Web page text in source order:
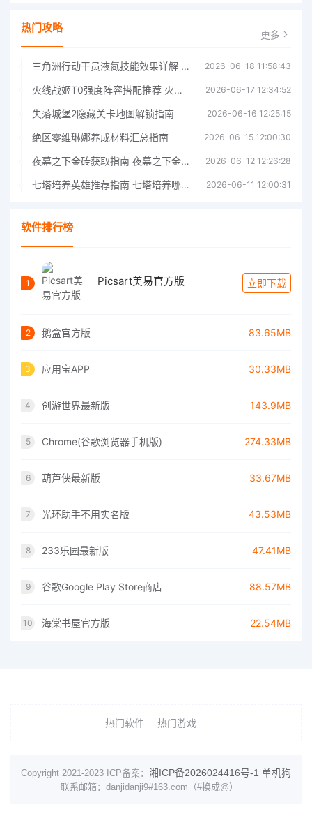
热门攻略 更多
三角洲行动干员液氮技能效果详解 三角洲行动干员液氮技能介绍 2026-06-18 11:58:43
火线战姬T0强度阵容搭配推荐 火线战姬T0强度阵容哪个好 2026-06-17 12:34:52
失落城堡2隐藏关卡地图解锁指南 2026-06-16 12:25:15
绝区零维琳娜养成材料汇总指南 2026-06-15 12:00:30
夜幕之下金砖获取指南 夜幕之下金砖获取方法 2026-06-12 12:26:28
七塔培养英雄推荐指南 七塔培养哪个英雄好 2026-06-11 12:00:31
软件排行榜
1 Picsart美易官方版 立即下载
2 鹅盒官方版 83.65MB
3 应用宝APP 30.33MB
4 创游世界最新版 143.9MB
5 Chrome(谷歌浏览器手机版) 274.33MB
6 葫芦侠最新版 33.67MB
7 光环助手不用实名版 43.53MB
8 233乐园最新版 47.41MB
9 谷歌Google Play Store商店 88.57MB
10 海棠书屋官方版 22.54MB
热门软件 热门游戏
Copyright 2021-2023 ICP备案： 湘ICP备2026024416号-1 单机狗
联系邮箱：danjidanji9#163.com（#换成@）